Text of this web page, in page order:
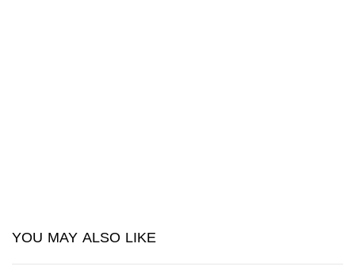
YOU MAY ALSO LIKE